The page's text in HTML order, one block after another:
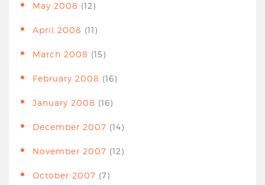
May 2008 (12)
April 2008 (11)
March 2008 (15)
February 2008 (16)
January 2008 (16)
December 2007 (14)
November 2007 (12)
October 2007 (7)